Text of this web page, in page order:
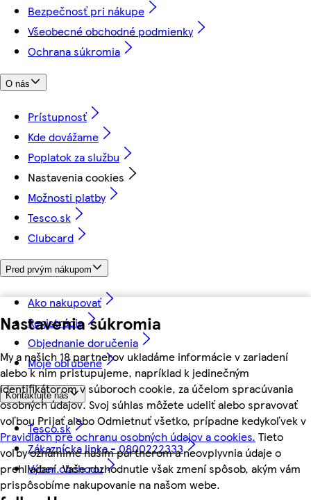
Nastavenia súkromia
My a našich 18 partnerov ukladáme informácie v zariadení
alebo k nim pristupujeme, napríklad k jedinečným
identifikátorom v súboroch cookie, za účelom spracúvania
osobných údajov. Svoj súhlas môžete udeliť alebo spravovať
voľbou Prijať alebo Odmietnuť všetko, prípadne kedykoľvek v
Pravidlách pre ochranu osobných údajov a cookies. Tieto
voľby oznámime našim partnerom a neovplyvnia údaje o
prehliadaní. Vaše rozhodnutie však zmení spôsob, akým vám
prispôsobíme nakupovanie na našom webe.
Bezpečnosť pri nákupe
Všeobecné obchodné podmienky
Ochrana súkromia
O nás
Prístupnosť
Kde dovážame
Poplatok za službu
Nastavenia cookies
Možnosti platby
Tesco.sk
Clubcard
Pred prvým nákupom
Ako nakupovať
Registrácia
Objednanie doručenia
Moje obľúbené
Kontaktujte nás
Tesco.sk
Zákaznícka linka - 0800222333
Výber obchodu